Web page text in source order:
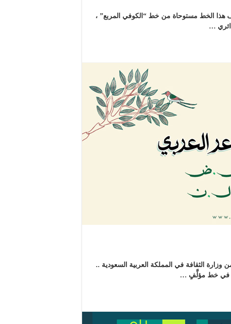
الخط مستوحاة من خط “الكوفي المربع” ،
…
الثقافة في المملكة العربية السعودية ..
في خط مؤلَّفٍ …